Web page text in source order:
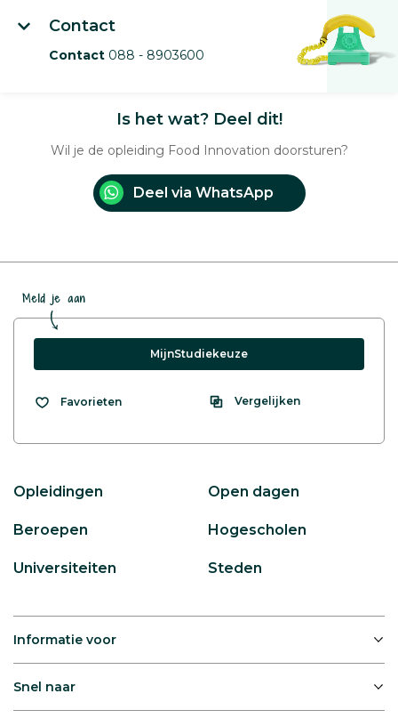
Contact
Contact 088 - 8903600
Is het wat? Deel dit!
Wil je de opleiding Food Innovation doorsturen?
Deel via WhatsApp
Meld je aan
MijnStudiekeuze
Favorieten Vergelijken
Opleidingen Open dagen
Beroepen Hogescholen
Universiteiten Steden
Informatie voor
Snel naar